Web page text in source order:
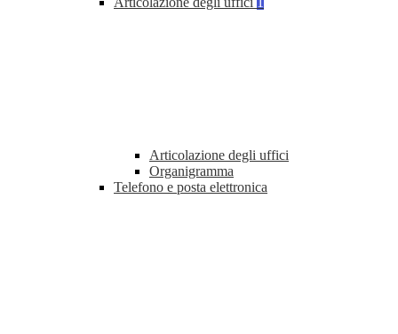
Articolazione degli uffici
Organigramma
Telefono e posta elettronica